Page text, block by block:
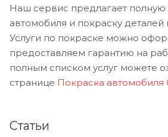
Наш сервис предлагает полную
автомобиля и покраску деталей
Услуги по покраске можно
предоставляем гарантию на
полным списком услуг можете
странице Покраска автомобиля
Статьи